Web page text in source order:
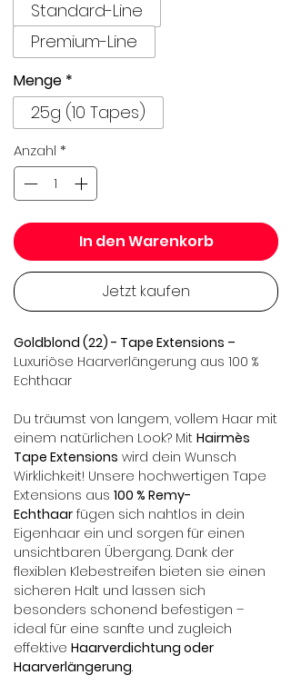
Standard-Line
Premium-Line
Menge *
25g (10 Tapes)
Anzahl *
In den Warenkorb
Jetzt kaufen
Goldblond (22) - Tape Extensions –
Luxuriöse Haarverlängerung aus 100 %
Echthaar
Du träumst von langem, vollem Haar mit
einem natürlichen Look? Mit Hairmès
Tape Extensions wird dein Wunsch
Wirklichkeit! Unsere hochwertigen Tape
Extensions aus 100 % Remy-
Echthaar fügen sich nahtlos in dein
Eigenhaar ein und sorgen für einen
unsichtbaren Übergang. Dank der
flexiblen Klebestreifen bieten sie einen
sicheren Halt und lassen sich
besonders schonend befestigen –
ideal für eine sanfte und zugleich
effektive Haarverdichtung oder
Haarverlängerung.